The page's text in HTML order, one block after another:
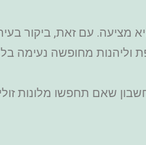
מציעה. עם זאת, ביקור בעיר
וליהנות מחופשה נעימה
שאם תחפשו מלונות